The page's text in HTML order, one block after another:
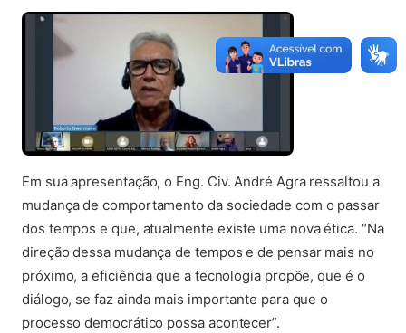
Em sua apresentação, o Eng. Civ. André Agra ressaltou a
mudança de comportamento da sociedade com o passar
dos tempos e que, atualmente existe uma nova ética. “Na
direção dessa mudança de tempos e de pensar mais no
próximo, a eficiência que a tecnologia propõe, que é o
diálogo, se faz ainda mais importante para que o
processo democrático possa acontecer”.